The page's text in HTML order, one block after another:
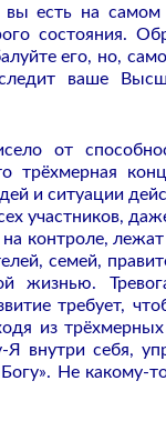
есть на
состояния.
его, но,
ваше
от
и ситуации
участников,
контроле,
семей,
жизнью.
требует,
из
себя,
Не какому-